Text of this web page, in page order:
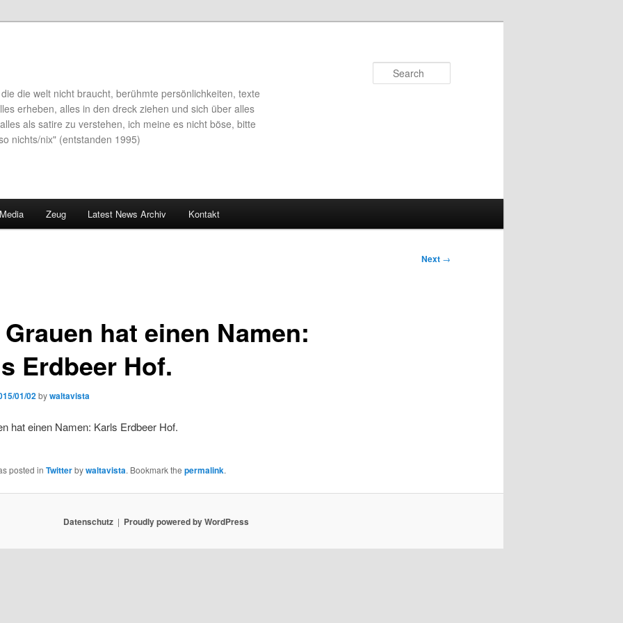
die welt nicht braucht, berühmte persönlichkeiten, texte
erheben, alles in den dreck ziehen und sich über alles
als satire zu verstehen, ich meine es nicht böse, bitte
nichts/nix" (entstanden 1995)
Zeug Latest News Archiv Kontakt
Next →
hat einen Namen:
Erdbeer Hof.
01/02bywaltavista
hat einen Namen: Karls Erdbeer Hof.
posted in Twitterbywaltavista. Bookmark the permalink.
Datenschutz Proudly powered by WordPress